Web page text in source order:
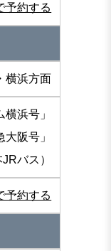
予約する
横浜方面
横浜号」
大阪号」
JRバス）
予約する